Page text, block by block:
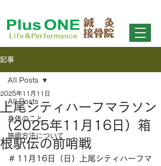
記事
All Posts
身体のこと
施術方法について
All Posts
上尾シティハーフマラソン
（2025年11月16日）箱
根駅伝の前哨戦
2025年11月11日
# 11月16日（日）上尾シティハーフマ